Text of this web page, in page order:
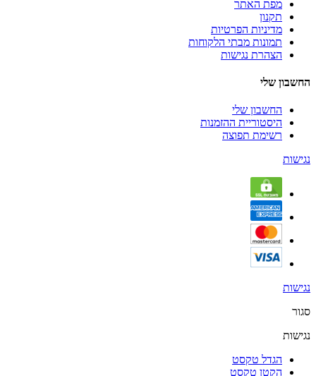
מפת האתר
תקנון
מדיניות הפרטיות
תמונות מבתי הלקוחות
הצהרת נגישות
החשבון שלי
החשבון שלי
היסטוריית ההזמנות
רשימת תפוצה
נגישות
נגישות
סגור
נגישות
הגדל טקסט
הקטן טקסט